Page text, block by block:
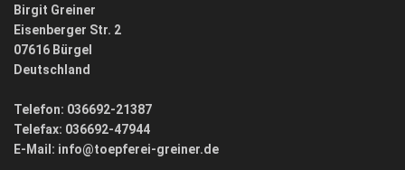
Birgit Greiner
Eisenberger Str. 2
07616 Bürgel
Deutschland
Telefon: 036692-21387
Telefax: 036692-47944
E-Mail: info@toepferei-greiner.de